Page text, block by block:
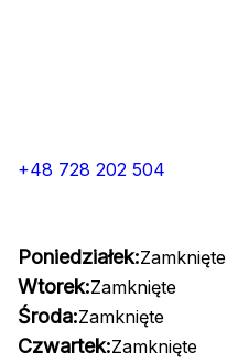
+48 728 202 504
Poniedziałek:Zamknięte
Wtorek:Zamknięte
Środa:Zamknięte
Czwartek:Zamknięte